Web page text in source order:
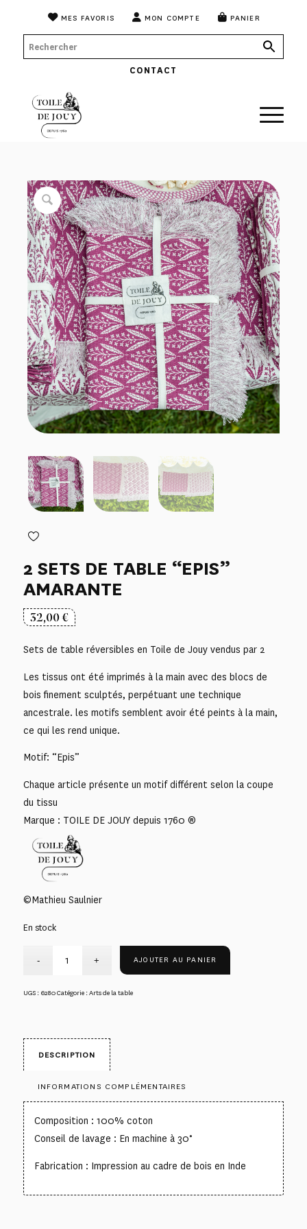
MES FAVORIS MON COMPTE PANIER
CONTACT
2 SETS DE TABLE “EPIS”
AMARANTE
32,00€
Sets de table réversibles en Toile de Jouy vendus par 2
Les tissus ont été imprimés à la main avec des blocs de
bois finement sculptés, perpétuant une technique
ancestrale. les motifs semblent avoir été peints à la main,
ce qui les rend unique.
Motif: “Epis”
Chaque article présente un motif différent selon la coupe
du tissu
Marque : TOILE DE JOUY depuis 1760 ®
©Mathieu Saulnier
En stock
AJOUTER AU PANIER
UGS : 6280Catégorie :Arts de la table
DESCRIPTION
INFORMATIONS COMPLÉMENTAIRES
Composition : 100% coton
Conseil de lavage : En machine à 30°
Fabrication : Impression au cadre de bois en Inde